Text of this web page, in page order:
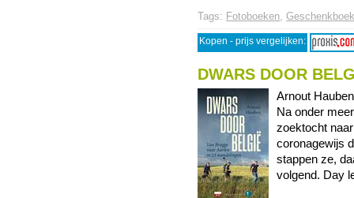
Tags: Fotoboeken, Geschenkboek
Kopen - prijs vergelijken:
DWARS DOOR
Arnout
Na onder
zoektocht
coronagewijs
stappen ze,
volgend. Day